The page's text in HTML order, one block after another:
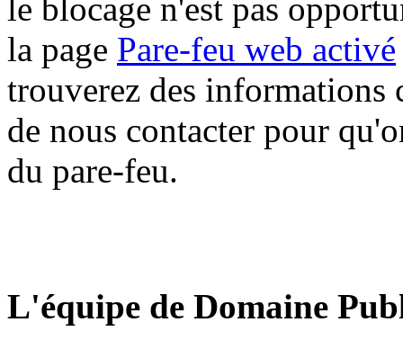
le blocage n'est pas
la page Pare-feu web activé
trouverez des informations
de nous contacter pour
du pare-feu.
L'équipe de Domaine